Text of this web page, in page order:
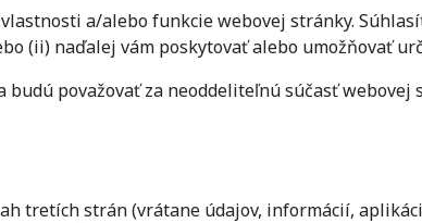
a/alebo funkcie webovej stránky.
(ii) naďalej vám poskytovať alebo umožňovať
budú považovať za neoddeliteľnú súčasť
tretích strán (vrátane údajov, informácií,